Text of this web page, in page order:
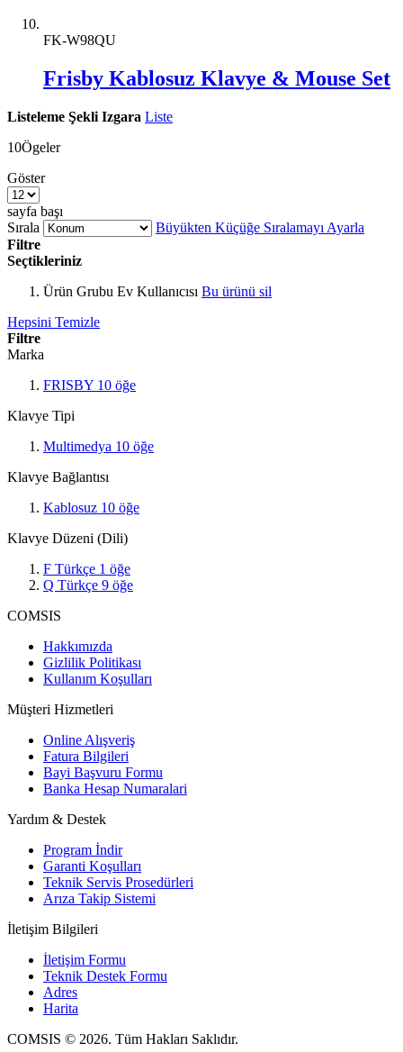
FK-W98QU
Frisby Kablosuz Klavye & Mouse Set
Listeleme Şekli Izgara Liste
10Ögeler
Göster
sayfa başı
Sırala
Büyükten Küçüğe Sıralamayı Ayarla
Filtre
Seçtikleriniz
Ürün Grubu Ev Kullanıcısı Bu ürünü sil
Hepsini Temizle
Filtre
Marka
FRISBY 10 öğe
Klavye Tipi
Multimedya 10 öğe
Klavye Bağlantısı
Kablosuz 10 öğe
Klavye Düzeni (Dili)
F Türkçe 1 öğe
Q Türkçe 9 öğe
COMSIS
Hakkımızda
Gizlilik Politikası
Kullanım Koşulları
Müşteri Hizmetleri
Online Alışveriş
Fatura Bilgileri
Bayi Başvuru Formu
Banka Hesap Numaralari
Yardım & Destek
Program İndir
Garanti Koşulları
Teknik Servis Prosedürleri
Arıza Takip Sistemi
İletişim Bilgileri
İletişim Formu
Teknik Destek Formu
Adres
Harita
COMSIS © 2026. Tüm Hakları Saklıdır.